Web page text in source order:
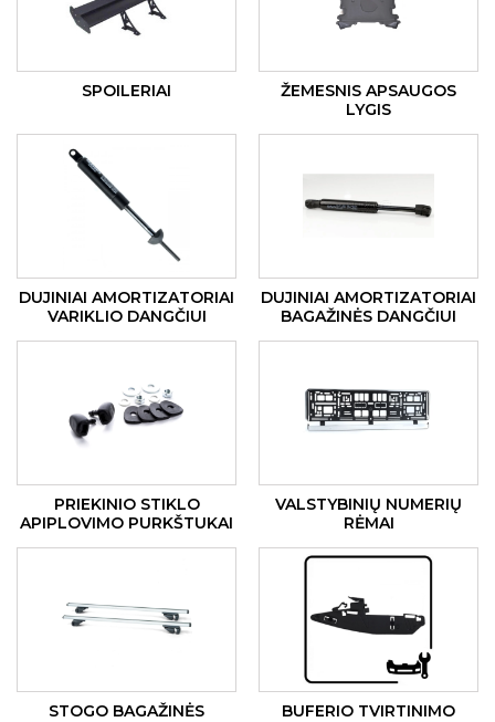
SPOILERIAI
ŽEMESNIS APSAUGOS
LYGIS
DUJINIAI AMORTIZATORIAI
VARIKLIO DANGČIUI
DUJINIAI AMORTIZATORIAI
BAGAŽINĖS DANGČIUI
PRIEKINIO STIKLO
APIPLOVIMO PURKŠTUKAI
VALSTYBINIŲ NUMERIŲ
RĖMAI
STOGO BAGAŽINĖS
BUFERIO TVIRTINIMO